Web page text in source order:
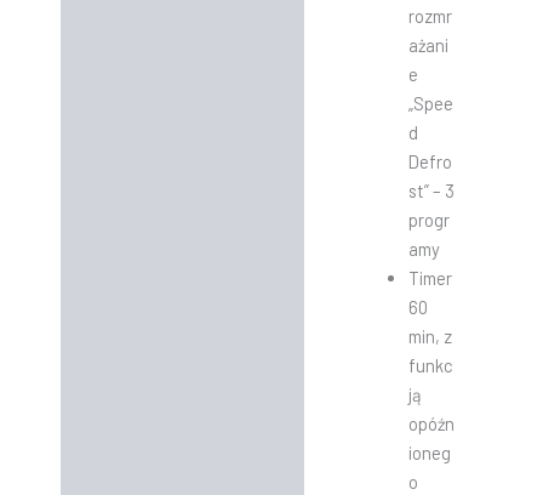
rozmr
ażani
e
„Spee
d
Defro
st” – 3
progr
amy
Timer
60
min, z
funkc
ją
opóźn
ioneg
o